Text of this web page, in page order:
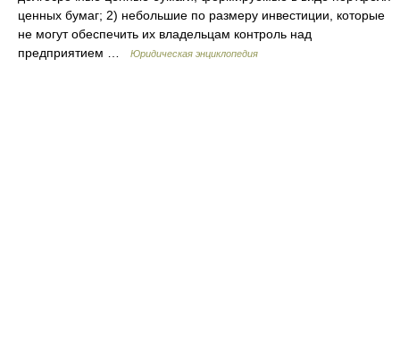
ценных бумаг; 2) небольшие по размеру инвестиции, которые
не могут обеспечить их владельцам контроль над
предприятием …
Юридическая энциклопедия